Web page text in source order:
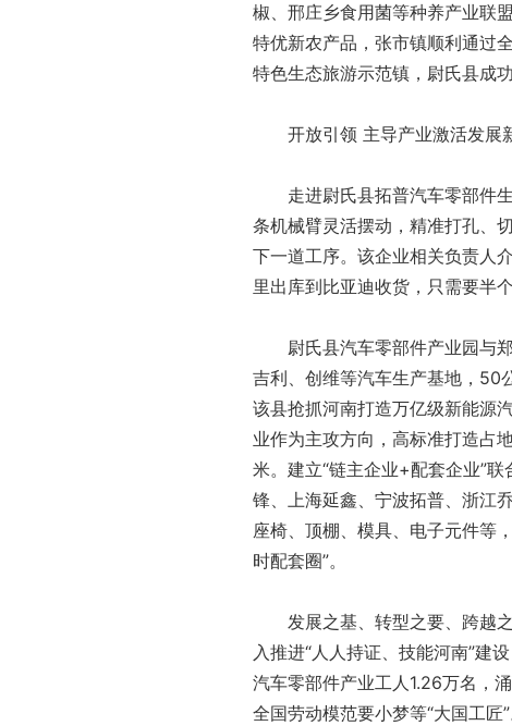
椒、邢庄乡食用菌等种养产业联
特优新农产品，张市镇顺利通过
特色生态旅游示范镇，尉氏县成
开放引领 主导产业激活发展
走进尉氏县拓普汽车零部件生
条机械臂灵活摆动，精准打孔、
下一道工序。该企业相关负责人
里出库到比亚迪收货，只需要半
尉氏县汽车零部件产业园与郑
吉利、创维等汽车生产基地，50
该县抢抓河南打造万亿级新能源
业作为主攻方向，高标准打造占
米。建立“链主企业+配套企业”
锋、上海延鑫、宁波拓普、浙江
座椅、顶棚、模具、电子元件等
时配套圈”。
发展之基、转型之要、跨越之
入推进“人人持证、技能河南”建
汽车零部件产业工人1.26万名，
全国劳动模范要小梦等“大国工匠